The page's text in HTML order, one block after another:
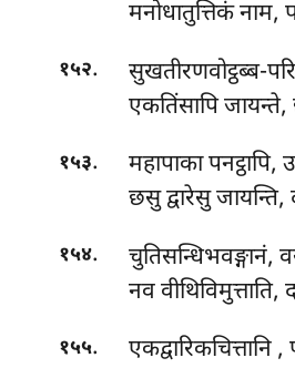
मनोधातुत्तिकं नाम,
१५२. सुखतीरणवोट्ठब्ब-
एकतिंसापि
१५३.
महापाका
छसु द्वारेसु जायन्ति,
१५४.
चुतिसन्धिभवङ्गानं,
नव वीथिविमुत्ताति,
१५५. एकद्वारिकचित्तानि ,